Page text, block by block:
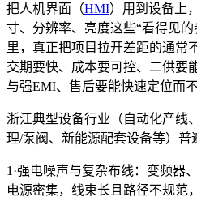
把人机界面（HMI）用到设备上
寸、分辨率、亮度这些“看得见
里，真正把项目拉开差距的通常
交期要快、成本要可控、二供要
与强EMI、售后要能快速定位而
浙江典型设备行业（自动化产线
理/泵阀、新能源配套设备等）普
1·强电噪声与复杂布线：变频器
电源密集，线束长且路径不规范